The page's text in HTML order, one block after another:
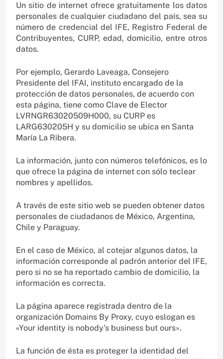
Un sitio de internet ofrece gratuitamente los datos
personales de cualquier ciudadano del país, sea su
número de credencial del IFE, Registro Federal de
Contribuyentes, CURP, edad, domicilio, entre otros
datos.
Por ejemplo, Gerardo Laveaga, Consejero
Presidente del IFAI, instituto encargado de la
protección de datos personales, de acuerdo con
esta página, tiene como Clave de Elector
LVRNGR63020509H000, su CURP es
LARG630205H y su domicilio se ubica en Santa
María La Ribera.
La información, junto con números telefónicos, es lo
que ofrece la página de internet con sólo teclear
nombres y apellidos.
A través de este sitio web se pueden obtener datos
personales de ciudadanos de México, Argentina,
Chile y Paraguay.
En el caso de México, al cotejar algunos datos, la
información corresponde al padrón anterior del IFE,
pero si no se ha reportado cambio de domicilio, la
información es correcta.
La página aparece registrada dentro de la
organización Domains By Proxy, cuyo eslogan es
«Your identity is nobody’s business but ours».
La función de ésta es proteger la identidad del